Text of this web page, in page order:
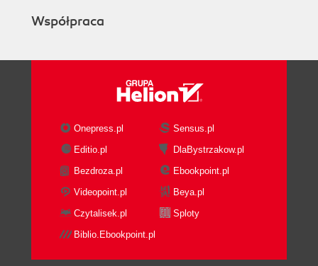
Współpraca
Onepress.pl
Sensus.pl
Editio.pl
DlaBystrzakow.pl
Bezdroza.pl
Ebookpoint.pl
Videopoint.pl
Beya.pl
Czytalisek.pl
Sploty
Biblio.Ebookpoint.pl